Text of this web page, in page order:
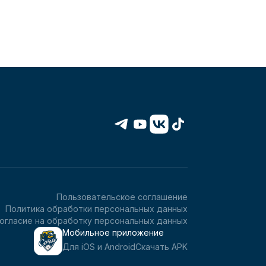
Мобильное приложение
Для iOS и AndroidСкачать APK
Пользовательское соглашение
Политика обработки персональных данных
на обработку персональных данных